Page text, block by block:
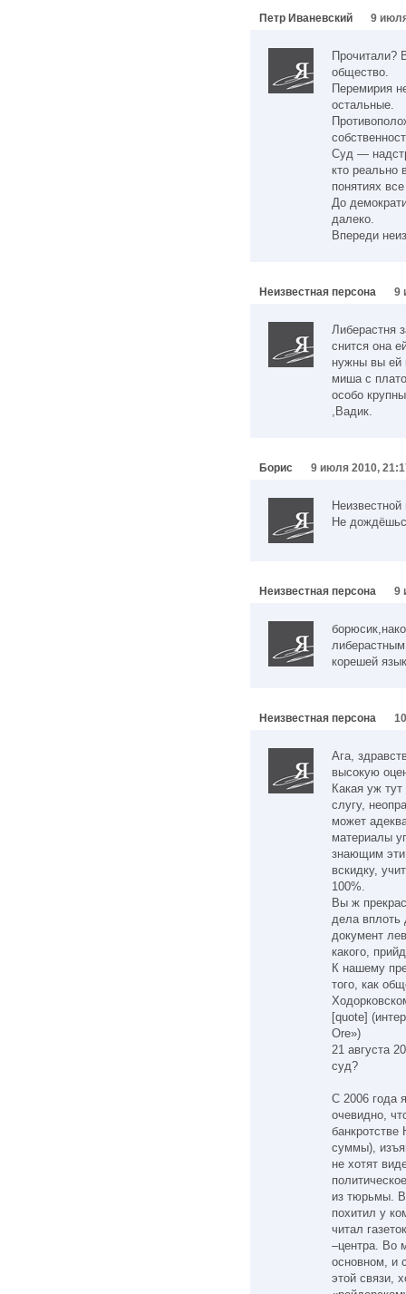
Петр Иваневский 9
Прочитали?
общество.
Перемирия
остальные.
Суд —
кто реально
понятиях
До
далеко.
Впереди
Неизвестная персона 9
Либерастня
снится она
нужны вы ей
миша с
особо
,Вадик.
Борис 9 июля 2010,
Неизвестной
Не
Неизвестная персона 9
либерастным
корешей
Неизвестная персона
Ага,
высокую
Какая уж
слугу,
может
материалы
знающим эти
вскидку,
100%.
Вы ж
дела вплоть
документ
какого,
К нашему
того, как
[quote]
Ore»)
21 августа
суд?
С 2006 года
очевидно,
суммы),
не хотят
из тюрьмы.
похитил у
читал
–центра. Во
основном, и
этой связи,